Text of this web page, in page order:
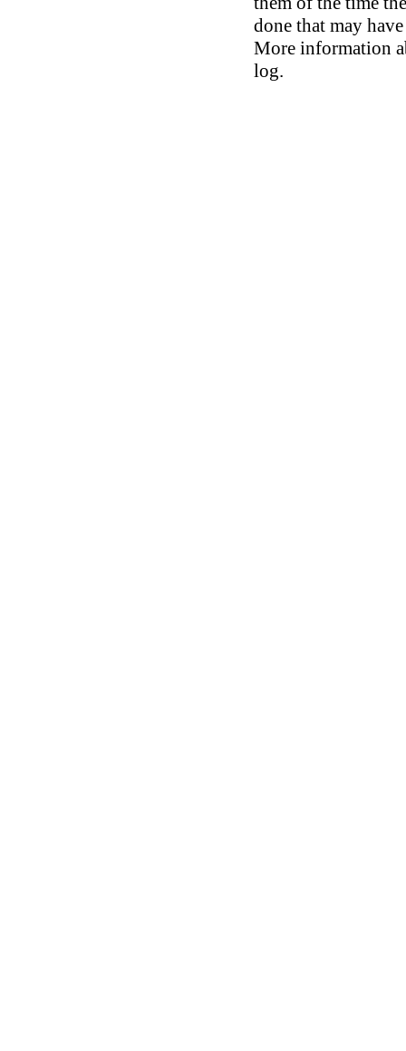
done that may
More information
log.